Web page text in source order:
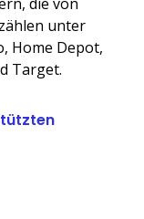
unter
Home Depot,
Target.